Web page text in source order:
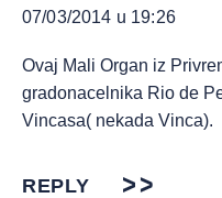
07/03/2014 u 19:26
Ovaj Mali Organ iz
gradonacelnika Rio de
Vincasa( nekada Vinca).
REPLY